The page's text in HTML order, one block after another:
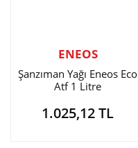
ENEOS
Şanzıman Yağı Eneos Eco
Atf 1 Litre
1.025,12 TL